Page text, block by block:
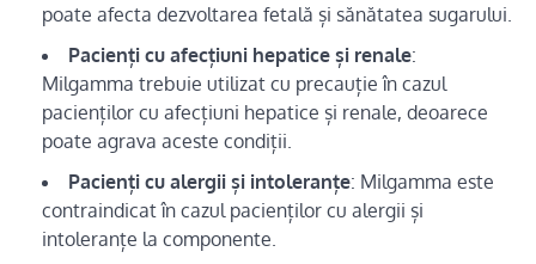
poate afecta dezvoltarea fetală și sănătatea sugarului.
Pacienți cu afecțiuni hepatice și renale:
Milgamma trebuie utilizat cu precauție în cazul
pacienților cu afecțiuni hepatice și renale, deoarece
poate agrava aceste condiții.
Pacienți cu alergii și intoleranțe: Milgamma este
contraindicat în cazul pacienților cu alergii și
intoleranțe la componente.